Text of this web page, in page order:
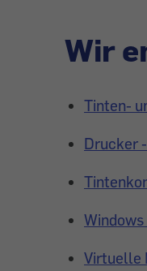
Wir
Tinten-
Drucker
Virtuelle